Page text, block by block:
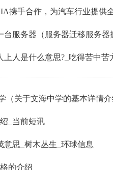
携手合作，为汽车行业提供
台服务器（服务器迁移服务器
上人是什么意思?_吃得苦中
（关于文海中学的基本详情介
_当前短讯
意思_树木丛生_环球信息
的介绍